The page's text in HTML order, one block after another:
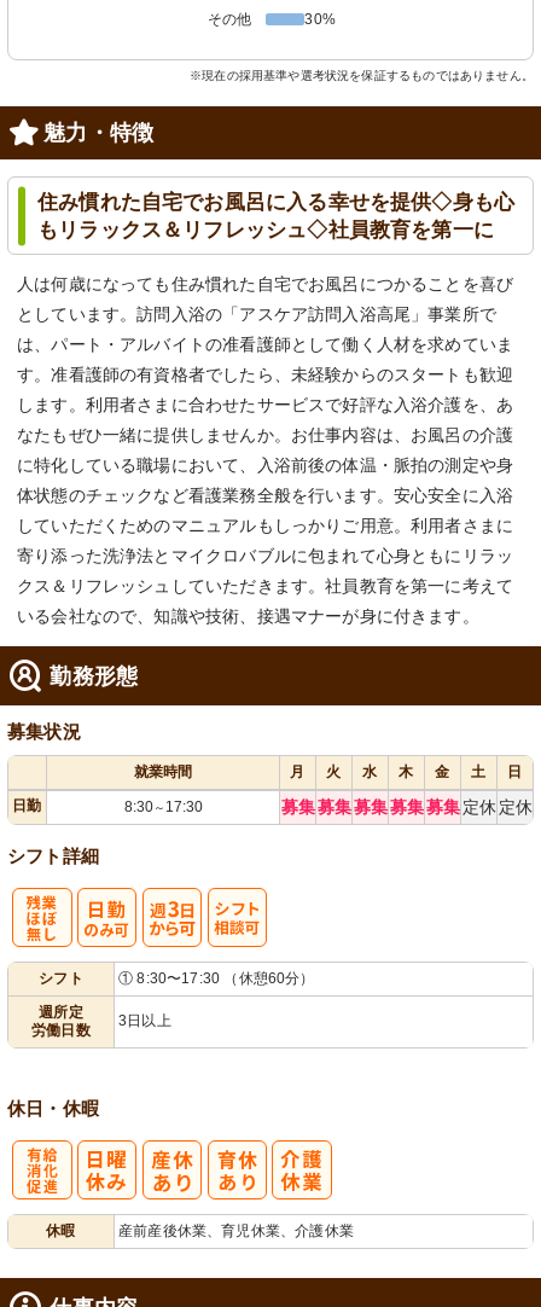
その他
30%
※現在の採用基準や選考状況を保証するものではありません。
魅力・特徴
住み慣れた自宅でお風呂に入る幸せを提供◇身も心
もリラックス＆リフレッシュ◇社員教育を第一に
人は何歳になっても住み慣れた自宅でお風呂につかることを喜び
としています。訪問入浴の「アスケア訪問入浴高尾」事業所で
は、パート・アルバイトの准看護師として働く人材を求めていま
す。准看護師の有資格者でしたら、未経験からのスタートも歓迎
します。利用者さまに合わせたサービスで好評な入浴介護を、あ
なたもぜひ一緒に提供しませんか。お仕事内容は、お風呂の介護
に特化している職場において、入浴前後の体温・脈拍の測定や身
体状態のチェックなど看護業務全般を行います。安心安全に入浴
していただくためのマニュアルもしっかりご用意。利用者さまに
寄り添った洗浄法とマイクロバブルに包まれて心身ともにリラッ
クス＆リフレッシュしていただきます。社員教育を第一に考えて
いる会社なので、知識や技術、接遇マナーが身に付きます。
勤務形態
募集状況
就業時間 月 火 水 木 金 土
日
日勤
8:30～ 17:30 募集募集募集募集募集 定休 定休
シフト詳細
シフト
① 8:30〜17:30 （休憩60分）
週所定
労働日数
3日以上
休日・休暇
休暇 産前産後休業、育児休業、介護休業